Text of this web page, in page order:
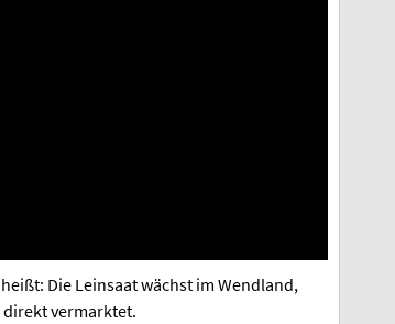
Die Leinsaat wächst im Wendland,
vermarktet.